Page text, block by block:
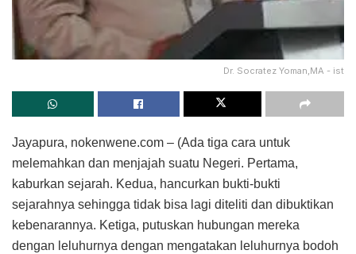
Dr. Socratez Yoman,MA - ist
Jayapura, nokenwene.com – (Ada tiga cara untuk
melemahkan dan menjajah suatu Negeri. Pertama,
kaburkan sejarah. Kedua, hancurkan bukti-bukti
sejarahnya sehingga tidak bisa lagi diteliti dan dibuktikan
kebenarannya. Ketiga, putuskan hubungan mereka
dengan leluhurnya dengan mengatakan leluhurnya bodoh